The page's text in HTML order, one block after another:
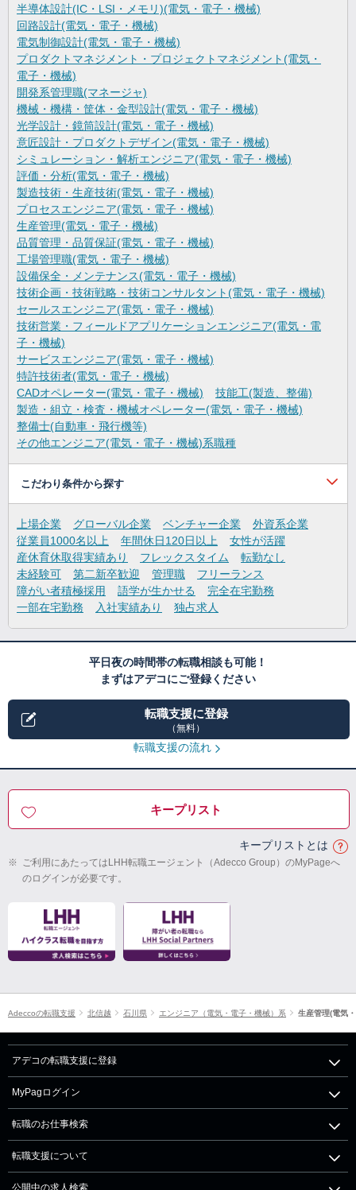
半導体設計(IC・LSI・メモリ)(電気・電子・機械)
回路設計(電気・電子・機械)
電気制御設計(電気・電子・機械)
プロダクトマネジメント・プロジェクトマネジメント(電気・
電子・機械)
開発系管理職(マネージャ)
機械・機構・筐体・金型設計(電気・電子・機械)
光学設計・鏡筒設計(電気・電子・機械)
意匠設計・プロダクトデザイン(電気・電子・機械)
シミュレーション・解析エンジニア(電気・電子・機械)
評価・分析(電気・電子・機械)
製造技術・生産技術(電気・電子・機械)
プロセスエンジニア(電気・電子・機械)
生産管理(電気・電子・機械)
品質管理・品質保証(電気・電子・機械)
工場管理職(電気・電子・機械)
設備保全・メンテナンス(電気・電子・機械)
技術企画・技術戦略・技術コンサルタント(電気・電子・機械)
セールスエンジニア(電気・電子・機械)
技術営業・フィールドアプリケーションエンジニア(電気・電
子・機械)
サービスエンジニア(電気・電子・機械)
特許技術者(電気・電子・機械)
CADオペレーター(電気・電子・機械)
技能工(製造、整備)
製造・組立・検査・機械オペレーター(電気・電子・機械)
整備士(自動車・飛行機等)
その他エンジニア(電気・電子・機械)系職種
こだわり条件から探す
上場企業 グローバル企業 ベンチャー企業
外資系企業
従業員1000名以上
年間休日120日以上
女性が活躍
産休育休取得実績あり
フレックスタイム
転勤なし
未経験可
第二新卒歓迎 管理職
フリーランス
障がい者積極採用
語学が生かせる
完全在宅勤務
一部在宅勤務
入社実績あり 独占求人
平日夜の時間帯の転職相談も可能！
まずはアデコにご登録ください
転職支援に登録
（無料）
転職支援の流れ
キープリスト
キープリストとは
※ ご利用にあたってはLHH転職エージェント（Adecco Group）のMyPageへ
のログインが必要です。
Adeccoの転職支援 北信越 石川県 エンジニア（電気・電子・機械）系 生産管理(電気
アデコの転職支援に登録
MyPagログイン
転職のお仕事検索
転職支援について
公開中の求人検索